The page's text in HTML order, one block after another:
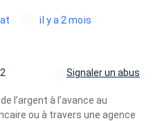
il y a 2 mois
Signaler un abus
l’argent à l’avance au
ou à travers une agence